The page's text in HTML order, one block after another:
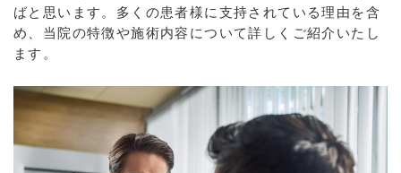
ばと思います。多くの患者様に支持されている理由を含
め、当院の特徴や施術内容について詳しくご紹介いたし
ます。